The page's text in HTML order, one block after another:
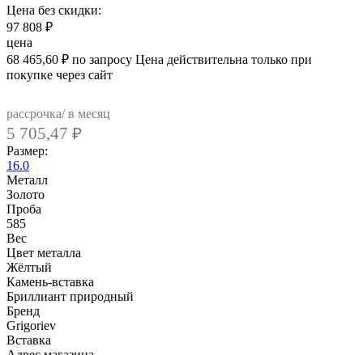
Цена без скидки:
97 808 ₽
цена
68 465,60 ₽ по запросу Цена действительна только при
покупке через сайт
рассрочка/ в месяц
5 705,47 ₽
Размер:
16.0
Металл
Золото
Проба
585
Вес
Цвет металла
Жёлтый
Камень-вставка
Бриллиант природный
Бренд
Grigoriev
Вcтавка